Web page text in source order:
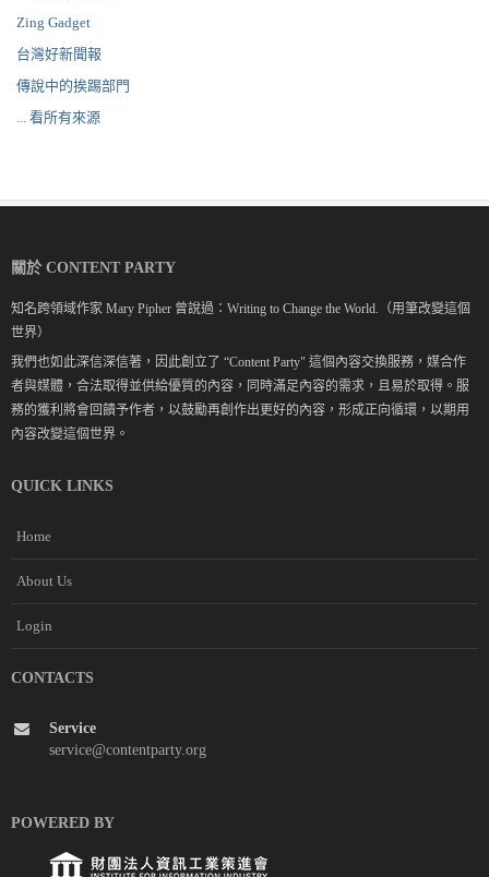
Zing Gadget
台灣好新聞報
傳說中的挨踢部門
... 看所有來源
關於 CONTENT PARTY
知名跨領域作家 Mary Pipher 曾說過：Writing to Change the World.（用筆改變這個
世界）
我們也如此深信深信著，因此創立了 “Content Party" 這個內容交換服務，媒合作
者與媒體，合法取得並供給優質的內容，同時滿足內容的需求，且易於取得。服
務的獲利將會回饋予作者，以鼓勵再創作出更好的內容，形成正向循環，以期用
內容改變這個世界。
QUICK LINKS
Home
About Us
Login
CONTACTS
Service
service@contentparty.org
POWERED BY